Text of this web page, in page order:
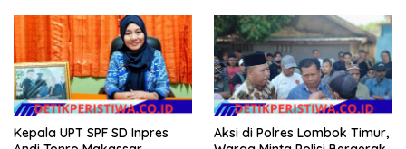
Warga
Kepala UPT SPF SD Inpres
Aksi di Polres Lombok Timur,